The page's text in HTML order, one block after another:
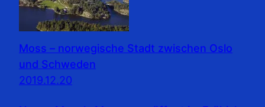
Moss – norwegische Stadt zwischen Oslo
und Schweden
2019.12.20